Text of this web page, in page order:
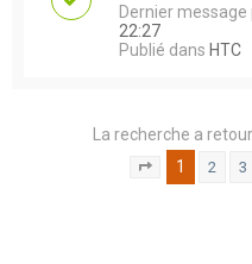
Dernier message
22:27
Publié dans HTC
La recherche a
Page sur 20
1 2 3